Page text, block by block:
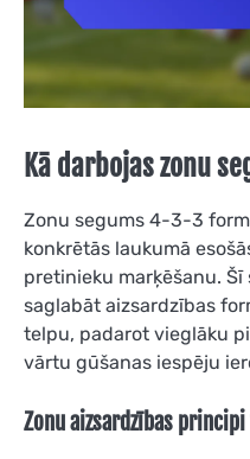
Kā darbojas zonu
Zonu segums 4-3-3
konkrētās laukumā
pretinieku marķēšanu.
saglabāt aizsardzības
telpu, padarot vieglāku
vārtu gūšanas iespēju
Zonu aizsardzības